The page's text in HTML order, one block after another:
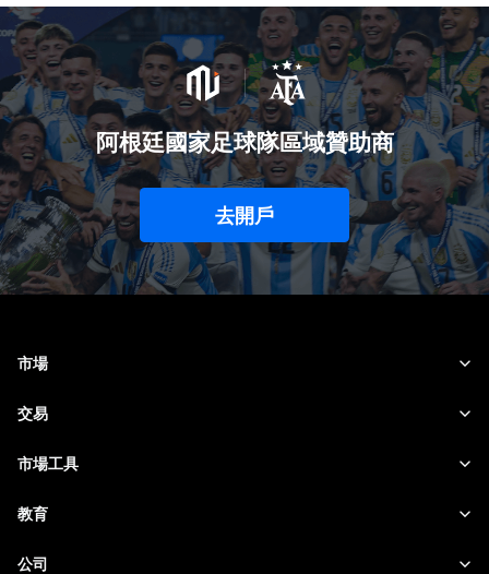
阿根廷國家足球隊區域贊助商
去開戶
市場
外匯
商品
交易
交易平台
風險管理
市場工具
財經日曆
即時新聞
教育
快速入門
公司